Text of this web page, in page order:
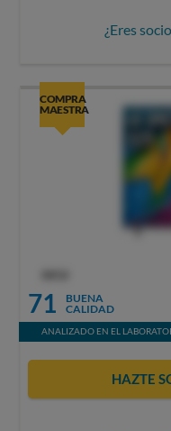
¿Eres
COMPRA
MAESTRA
71
BUENA
CALIDAD
ANALIZADO EN EL
HAZTE